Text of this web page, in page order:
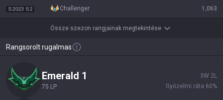
S2023 S2 challenger 1,063
Össze szezon rangjainak megtekintése
Rangsorolt rugalmas
emerald 1
75 LP
3W 2L
Győzelmi ráta 60%